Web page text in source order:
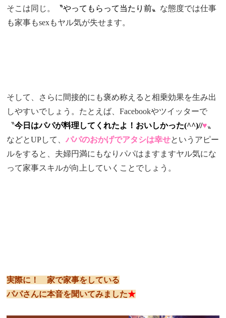
そこは同じ。
〝やってもらって当たり前〟 な態度では仕事
も家事もsexもヤル気が失せます。
そして、さらに間接的にも褒め称えると相乗効果を生み出
しやすいでしょう。たとえば、Facebookやツイッターで
〝今日はパパが料理してくれたよ！おいしかった(^^)//♥〟
などとUPして、パパのおかげでアタシは幸せというアピー
ルをすると、夫婦円満にもなりパパはますますヤル気にな
って家事スキルが向上していくことでしょう。
実際に！ 家で家事をしている
パパさんに本音を聞いてみました★